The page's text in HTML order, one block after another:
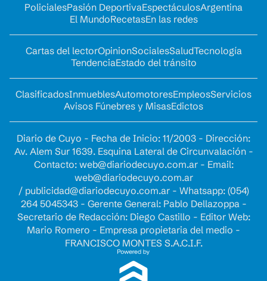
PolicialesPasión DeportivaEspectáculosArgentina
El MundoRecetasEn las redes
Cartas del lectorOpinionSocialesSaludTecnología
TendenciaEstado del tránsito
ClasificadosInmueblesAutomotoresEmpleosServicios
Avisos Fúnebres y MisasEdictos
Diario de Cuyo - Fecha de Inicio: 11/2003 - Dirección:
Av. Alem Sur 1639. Esquina Lateral de Circunvalación -
Contacto: web@diariodecuyo.com.ar- Email:
web@diariodecuyo.com.ar
/ publicidad@diariodecuyo.com.ar- Whatsapp: (054)
264 5045343 - Gerente General: Pablo Dellazoppa -
Secretario de Redacción: Diego Castillo - Editor Web:
Mario Romero - Empresa propietaria del medio -
FRANCISCO MONTES S.A.C.I.F.